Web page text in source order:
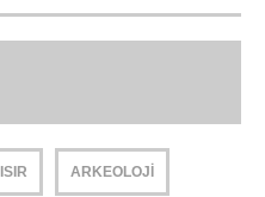
ARKEOLOJI